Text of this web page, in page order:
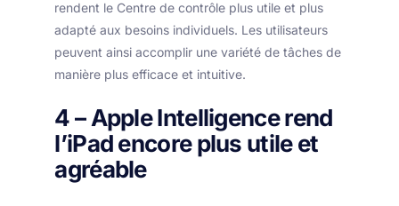
rendent le Centre de contrôle plus utile et plus
adapté aux besoins individuels. Les utilisateurs
peuvent ainsi accomplir une variété de tâches de
manière plus efficace et intuitive.
4 – Apple Intelligence rend
l’iPad encore plus utile et
agréable